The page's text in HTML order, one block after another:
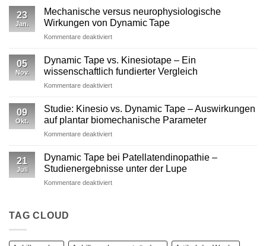
im
Profisport
–
reine
Stabilisation
ausreicht
23
Jan.
Mechanische versus neurophysiologische
Wirkungen von Dynamic Tape
Kommentare deaktiviertfür
versus
neurophysiologische
Wirkungen
von
05
Nov.
Dynamic Tape vs. Kinesiotape – Ein
wissenschaftlich fundierter Vergleich
Kommentare deaktiviertfür
Tape
Kinesiotape
–
wissenschaftlich
fundierter
09
Okt.
Studie: Kinesio vs. Dynamic Tape – Auswirkungen
auf plantar biomechanische Parameter
Kommentare deaktiviertfür
Kinesio
Dynamic
Tape
Parameter
21
Juli
Dynamic Tape bei Patellatendinopathie –
Studienergebnisse unter der Lupe
Kommentare deaktiviertfür
Studienergebnisse
TAG CLOUD